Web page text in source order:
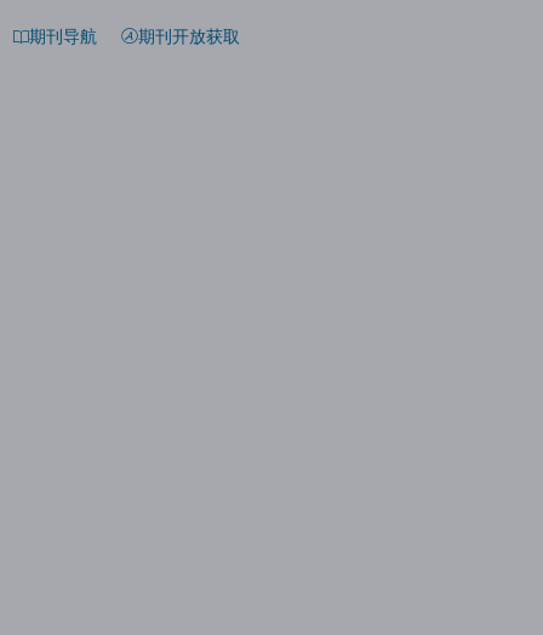
期刊导航 期刊开放获取